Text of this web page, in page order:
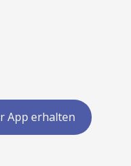
App erhalten